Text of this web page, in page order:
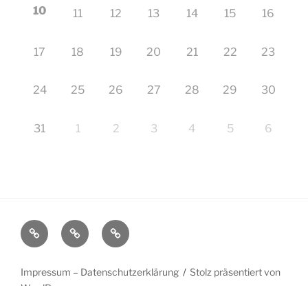
10 11 12 13 14 15 16
17 18 19 20 21 22 23
24 25 26 27 28 29 30
31 1 2 3 4 5 6
StartseiteImpressum
–
Veranstaltungen
Impressum – Datenschutzerklärung
Stolz präsentiert von